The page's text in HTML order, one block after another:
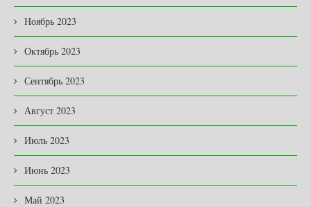
Ноябрь 2023
Октябрь 2023
Сентябрь 2023
Август 2023
Июль 2023
Июнь 2023
Май 2023